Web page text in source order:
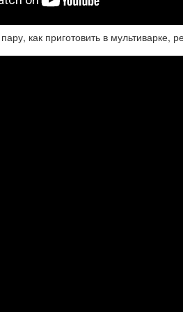
как приготовить в мультиварке,